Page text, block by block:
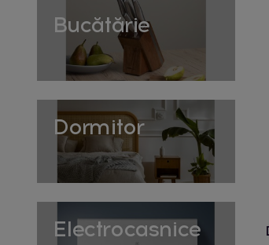
Bucătărie
Dormitor
Electrocasnice